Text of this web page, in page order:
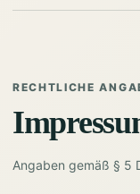
RECHTLICHE
Angaben gemäß § 5